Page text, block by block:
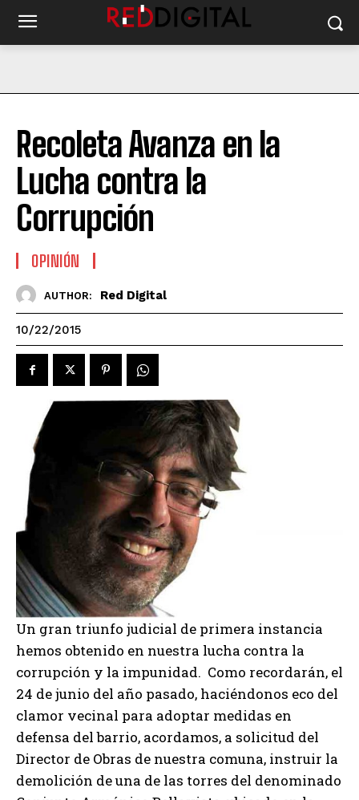
Recoleta Avanza en la
Lucha contra la
Corrupción
OPINIÓN
AUTHOR: Red Digital
10/22/2015
Un gran triunfo judicial de primera instancia
hemos obtenido en nuestra lucha contra la
corrupción y la impunidad. Como recordarán, el
24 de junio del año pasado, haciéndonos eco del
clamor vecinal para adoptar medidas en
defensa del barrio, acordamos, a solicitud del
Director de Obras de nuestra comuna, instruir la
demolición de una de las torres del denominado